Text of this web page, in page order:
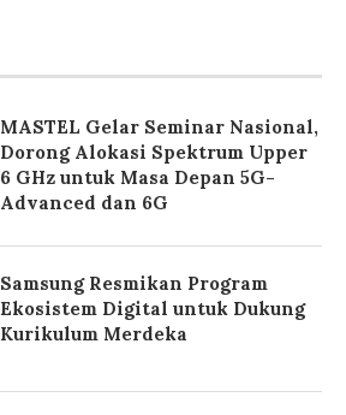
MASTEL Gelar Seminar Nasional,
Dorong Alokasi Spektrum Upper
6 GHz untuk Masa Depan 5G-
Advanced dan 6G
Samsung Resmikan Program
Ekosistem Digital untuk Dukung
Kurikulum Merdeka